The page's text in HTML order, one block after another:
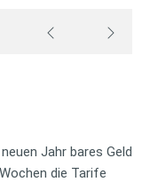
Jahr bares Geld
die Tarife